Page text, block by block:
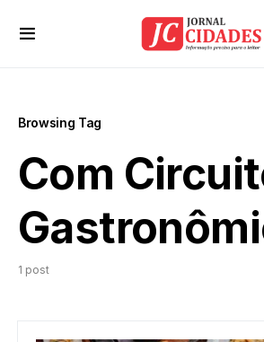
Browsing Tag
Com
1 post